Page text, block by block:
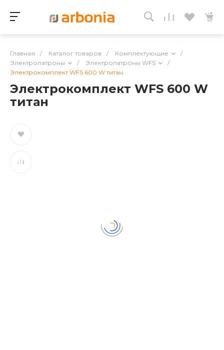
Главная / Каталог товаров / Комплектующие
/
Электропатроны
/ Электропатроны WFS
/
Электрокомплект WFS 600 W титан
Электрокомплект WFS 600 W
титан